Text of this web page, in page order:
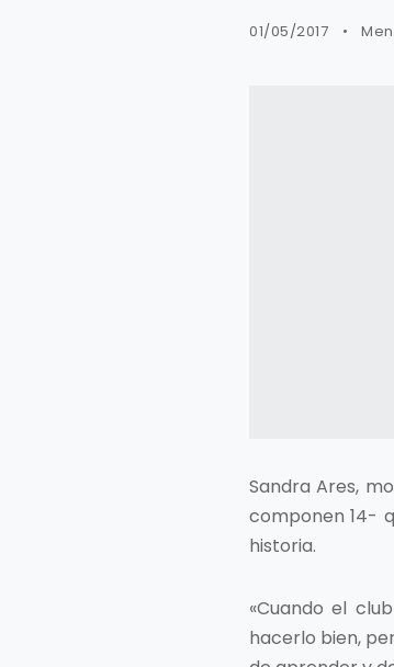
01/05/2017
Sandra Ares,
componen 14-
historia.
«Cuando el
hacerlo bien,